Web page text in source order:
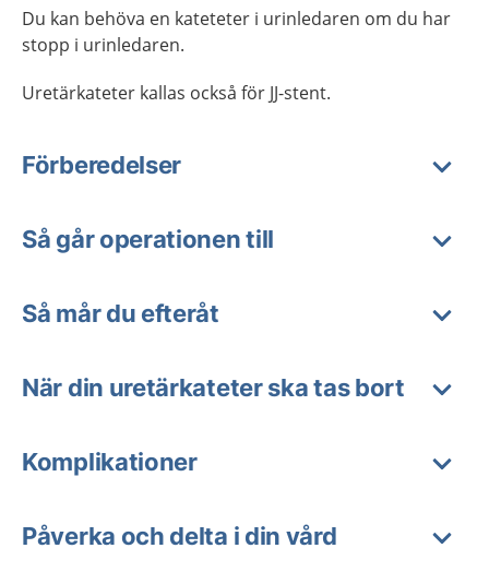
Du kan behöva en kateteter i urinledaren om du har
stopp i urinledaren.
Uretärkateter kallas också för JJ-stent.
Förberedelser
Så går operationen till
Så mår du efteråt
När din uretärkateter ska tas bort
Komplikationer
Påverka och delta i din vård